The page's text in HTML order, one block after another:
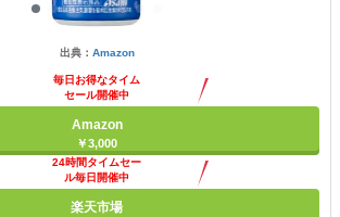
出典： Amazon
毎日お得なタイム
セール開催中
Amazon
￥3,000
24時間タイムセー
ル毎日開催中
楽天市場